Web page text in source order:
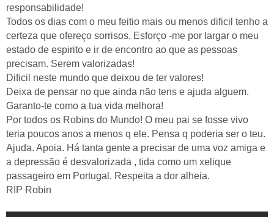
responsabilidade!
Todos os dias com o meu feitio mais ou menos dificil tenho a
certeza que ofereço sorrisos. Esforço -me por largar o meu
estado de espirito e ir de encontro ao que as pessoas
precisam. Serem valorizadas!
Dificil neste mundo que deixou de ter valores!
Deixa de pensar no que ainda não tens e ajuda alguem.
Garanto-te como a tua vida melhora!
Por todos os Robins do Mundo! O meu pai se fosse vivo
teria poucos anos a menos q ele. Pensa q poderia ser o teu.
Ajuda. Apoia. Há tanta gente a precisar de uma voz amiga e
a depressão é desvalorizada , tida como um xelique
passageiro em Portugal. Respeita a dor alheia.
RIP Robin